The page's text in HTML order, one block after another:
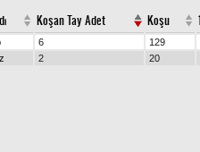
Koşan Tay Adet Koşu
6
129
2
20